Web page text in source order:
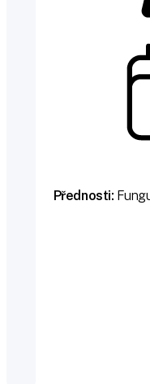
Přednosti: